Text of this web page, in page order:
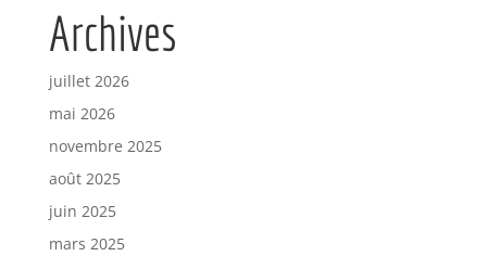
Archives
juillet 2026
mai 2026
novembre 2025
août 2025
juin 2025
mars 2025